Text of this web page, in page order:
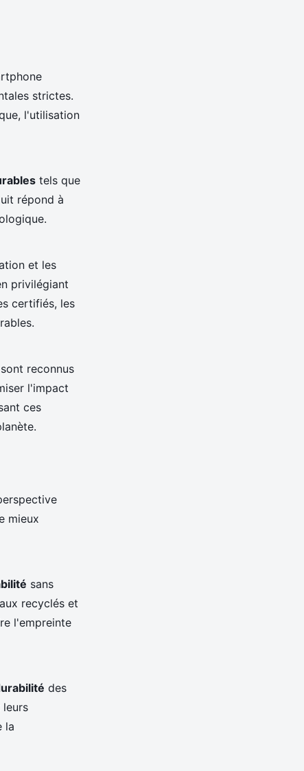
strictes.
l'utilisation
tels que
répond à
et les
privilégiant
certifiés, les
reconnus
l'impact
ces
mieux
sans
recyclés et
l'empreinte
des
la